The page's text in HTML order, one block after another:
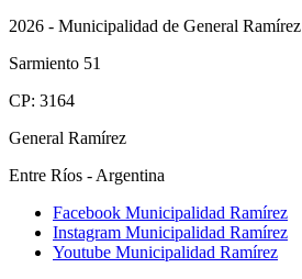
2026 - Municipalidad de General Ramírez
Sarmiento 51
CP: 3164
General Ramírez
Entre Ríos - Argentina
Facebook Municipalidad Ramírez
Instagram Municipalidad Ramírez
Youtube Municipalidad Ramírez